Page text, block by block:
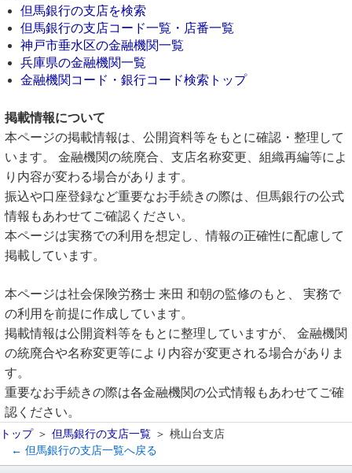
但馬銀行の支店を検索
但馬銀行の支店コード一覧・店番一覧
神戸市垂水区の金融機関一覧
兵庫県の金融機関一覧
金融機関コード・銀行コード検索トップ
掲載情報について
本ページの掲載情報は、公開資料等をもとに確認・整理して
います。 金融機関の統廃合、支店名称変更、組織再編等によ
り内容が変わる場合があります。
振込や口座登録など重要なお手続きの際は、但馬銀行の公式
情報もあわせてご確認ください。
本ページは実務での利用を想定し、情報の正確性に配慮して
掲載しています。
本ページは社会保険労務士 来田 和朝の監修のもと、 実務で
の利用を前提に作成しています。
掲載情報は公開資料等をもとに整理していますが、 金融機関
の統廃合や名称変更等により内容が変更される場合がありま
す。
重要なお手続きの際は各金融機関の公式情報もあわせてご確
認ください。
トップ 但馬銀行の支店一覧
桃山台支店
← 但馬銀行の支店一覧へ戻る